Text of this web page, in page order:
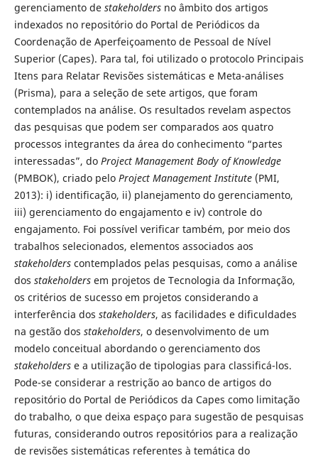
gerenciamento de stakeholdersno âmbito dos artigos
indexados no repositório do Portal de Periódicos da
Coordenação de Aperfeiçoamento de Pessoal de Nível
Superior (Capes). Para tal, foi utilizado o protocolo Principais
Itens para Relatar Revisões sistemáticas e Meta-análises
(Prisma), para a seleção de sete artigos, que foram
contemplados na análise. Os resultados revelam aspectos
das pesquisas que podem ser comparados aos quatro
processos integrantes da área do conhecimento “partes
interessadas”, do Project Management Body of Knowledge
(PMBOK), criado pelo Project Management Institute(PMI,
2013): i) identificação, ii) planejamento do gerenciamento,
iii) gerenciamento do engajamento e iv) controle do
engajamento. Foi possível verificar também, por meio dos
trabalhos selecionados, elementos associados aos
stakeholderscontemplados pelas pesquisas, como a análise
dos stakeholdersem projetos de Tecnologia da Informação,
os critérios de sucesso em projetos considerando a
interferência dos stakeholders, as facilidades e dificuldades
na gestão dos stakeholders, o desenvolvimento de um
modelo conceitual abordando o gerenciamento dos
stakeholderse a utilização de tipologias para classificá-los.
Pode-se considerar a restrição ao banco de artigos do
repositório do Portal de Periódicos da Capes como limitação
do trabalho, o que deixa espaço para sugestão de pesquisas
futuras, considerando outros repositórios para a realização
de revisões sistemáticas referentes à temática do